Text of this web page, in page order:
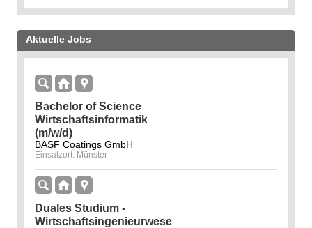
Aktuelle Jobs
Bachelor of Science
Wirtschaftsinformatik
(m/w/d)
BASF Coatings GmbH
Einsatzort: Münster
Duales Studium -
Wirtschaftsingenieurwese